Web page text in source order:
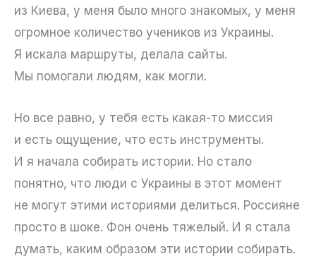
из Киева, у меня было много знакомых, у меня
огромное количество учеников из Украины.
Я искала маршруты, делала сайты.
Мы помогали людям, как могли.
Но все равно, у тебя есть какая-то миссия
и есть ощущение, что есть инструменты.
И я начала собирать истории. Но стало
понятно, что люди с Украины в этот момент
не могут этими историями делиться. Россияне
просто в шоке. Фон очень тяжелый. И я стала
думать, каким образом эти истории собирать.